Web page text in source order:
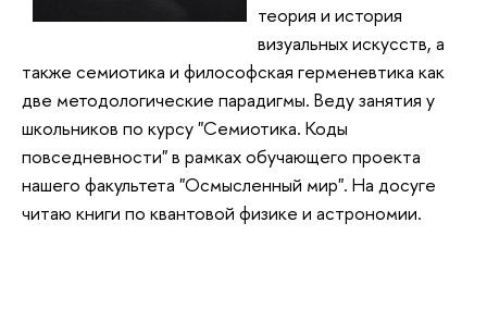
теория и история
визуальных искусств, а
также семиотика и философская герменевтика как
две методологические парадигмы. Веду занятия у
школьников по курсу "Семиотика. Коды
повседневности" в рамках обучающего проекта
нашего факультета "Осмысленный мир". На досуге
читаю книги по квантовой физике и астрономии.